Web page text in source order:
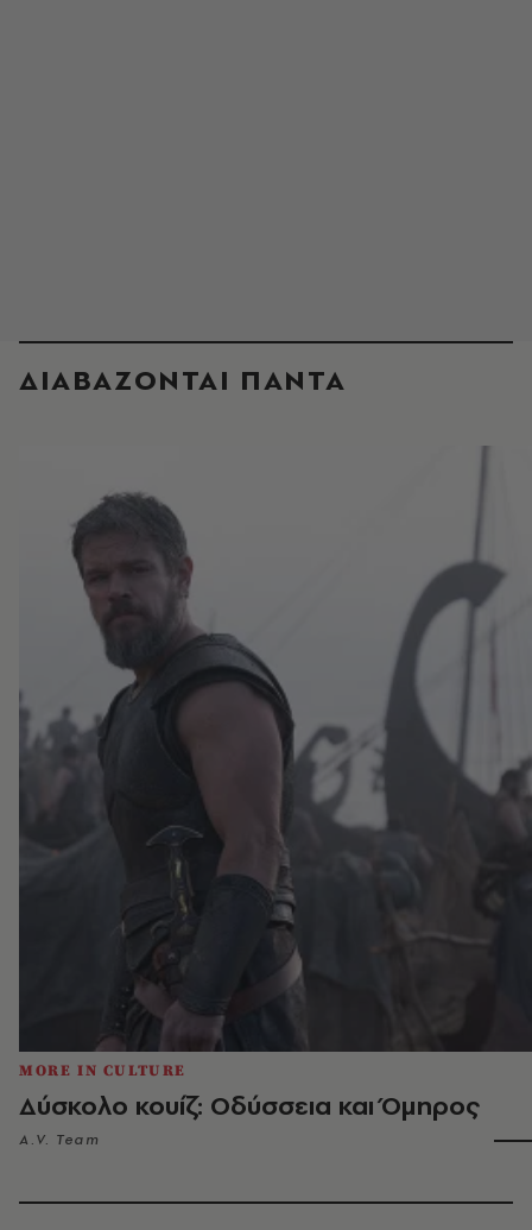
ΔΙΑΒΑΖΟΝΤΑΙ ΠΑΝΤΑ
MORE IN CULTURE
Δύσκολο κουίζ: Οδύσσεια και Όμηρος
A.V. Team